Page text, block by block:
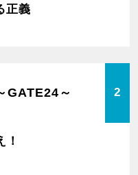
正義
GATE24～ 2